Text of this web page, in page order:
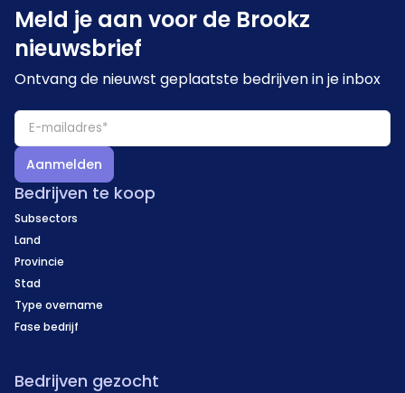
Meld je aan voor de Brookz
nieuwsbrief
Ontvang de nieuwst geplaatste bedrijven in je inbox
Aanmelden
Bedrijven te koop
Subsectors
Land
Provincie
Stad
Type overname
Fase bedrijf
Bedrijven gezocht